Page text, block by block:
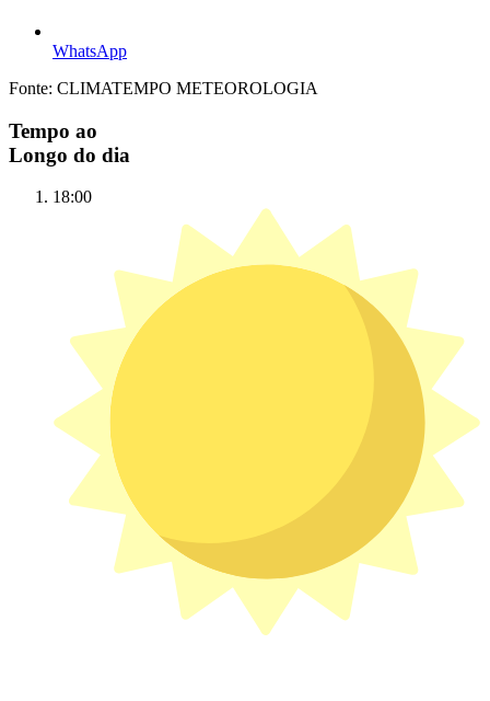
WhatsApp
Fonte: CLIMATEMPO METEOROLOGIA
Tempo ao
Longo do dia
18:00